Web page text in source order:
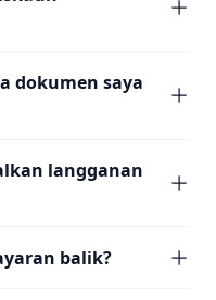
dokumen saya
langganan
balik?